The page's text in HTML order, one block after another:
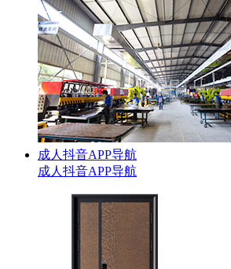
成人抖音APP导航
成人抖音APP导航